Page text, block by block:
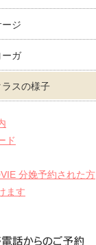
ジ
ーガ
スの様子
ド
分娩予約された方
ます